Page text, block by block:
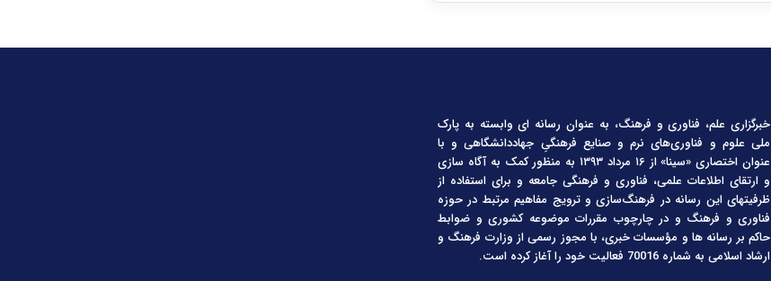
خبرگزاری علم، فناوری و فرهنگ، به عنوان رسانه ای وابسته به پارک
ملی علوم و فناوری‌های نرم و صنایع فرهنگیِ جهاددانشگاهی و با
عنوان اختصاری «سینا» از ۱۶ مرداد ۱۳۹۳ به منظور کمک به آگاه سازی
و ارتقای اطلاعات علمی، فناوری و فرهنگی جامعه و برای استفاده از
ظرفیتهای این رسانه در فرهنگ‌سازی و ترویج مفاهیم مرتبط در حوزه
فناوری و فرهنگ و در چارچوب مقررات موضوعه کشوری و ضوابط
حاکم بر رسانه ها و مؤسسات خبری، با مجوز رسمی از وزارت فرهنگ و
ارشاد اسلامی به شماره 70016 فعالیت خود را آغاز کرده است.